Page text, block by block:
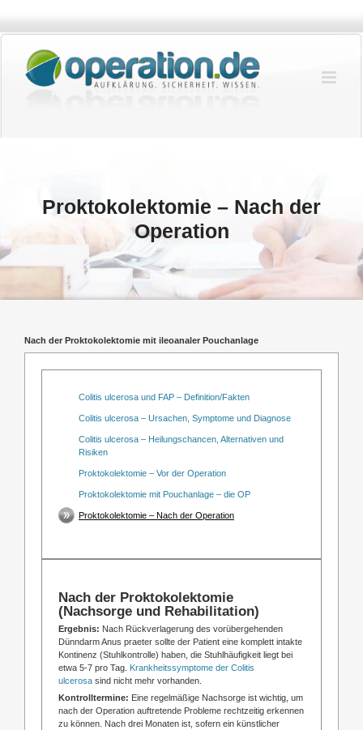
springen
Proktokolektomie – Nach der
Operation
Nach der Proktokolektomie mit ileoanaler Pouchanlage
Colitis ulcerosa und FAP – Definition/Fakten
Colitis ulcerosa – Ursachen, Symptome und Diagnose
Colitis ulcerosa – Heilungschancen, Alternativen und
Risiken
Proktokolektomie – Vor der Operation
Proktokolektomie mit Pouchanlage – die OP
Proktokolektomie – Nach der Operation
Nach der Proktokolektomie
(Nachsorge und Rehabilitation)
Ergebnis: Nach Rückverlagerung des vorübergehenden
Dünndarm Anus praeter sollte der Patient eine komplett intakte
Kontinenz (Stuhlkontrolle) haben, die Stuhlhäufigkeit liegt bei
etwa 5-7 pro Tag. Krankheitssymptome der Colitis
ulcerosasind nicht mehr vorhanden.
Kontrolltermine: Eine regelmäßige Nachsorge ist wichtig, um
nach der Operation auftretende Probleme rechtzeitig erkennen
zu können. Nach drei Monaten ist, sofern ein künstlicher